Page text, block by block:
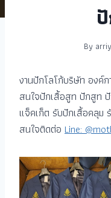
By
งานปักโลโก้บริษัท องค์
สนใจปักเสื้อสูท ปักสูท
แจ็คเก็ต รับปักเสื้อคลุม
สนใจติดต่อ Line: